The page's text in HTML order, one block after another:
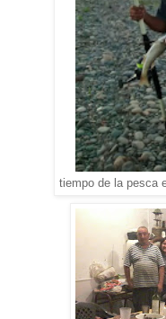
tiempo de la pesca